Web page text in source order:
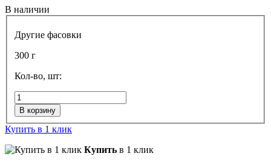
В наличии
Другие фасовки
300 г
Кол-во, шт:
В корзину
Купить в 1 клик
Купить в 1 клик